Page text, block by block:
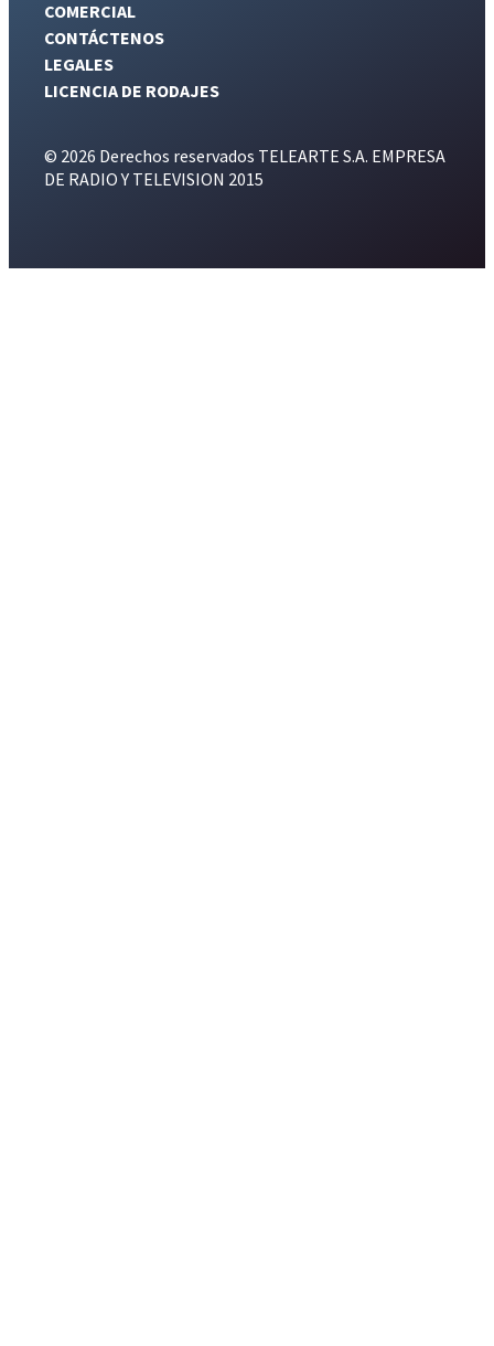
COMERCIAL
CONTÁCTENOS
LEGALES
LICENCIA DE RODAJES
© 2026 Derechos reservados TELEARTE S.A. EMPRESA
DE RADIO Y TELEVISION 2015